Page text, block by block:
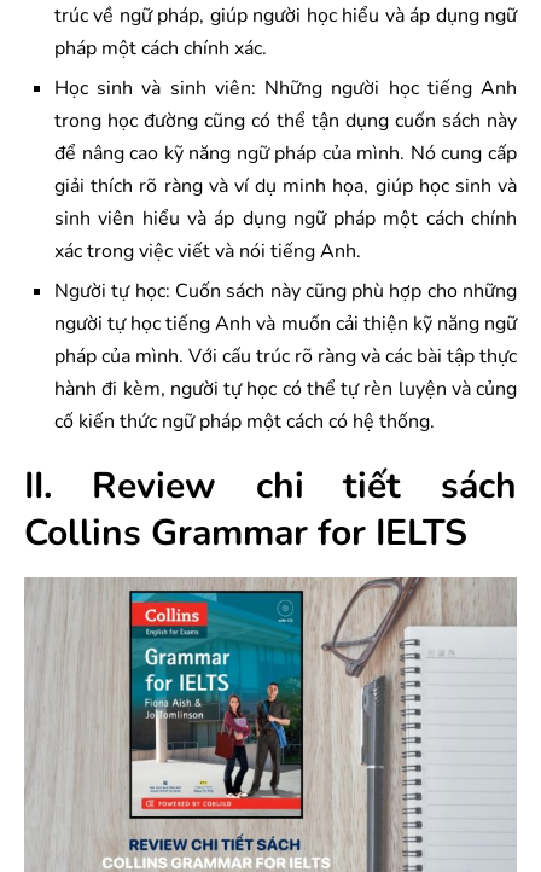
trúc về ngữ pháp, giúp người học hiểu và áp dụng ngữ
pháp một cách chính xác.
Học sinh và sinh viên: Những người học tiếng Anh
trong học đường cũng có thể tận dụng cuốn sách này
để nâng cao kỹ năng ngữ pháp của mình. Nó cung cấp
giải thích rõ ràng và ví dụ minh họa, giúp học sinh và
sinh viên hiểu và áp dụng ngữ pháp một cách chính
xác trong việc viết và nói tiếng Anh.
Người tự học: Cuốn sách này cũng phù hợp cho những
người tự học tiếng Anh và muốn cải thiện kỹ năng ngữ
pháp của mình. Với cấu trúc rõ ràng và các bài tập thực
hành đi kèm, người tự học có thể tự rèn luyện và củng
cố kiến thức ngữ pháp một cách có hệ thống.
II. Review chi tiết sách
Collins Grammar for IELTS